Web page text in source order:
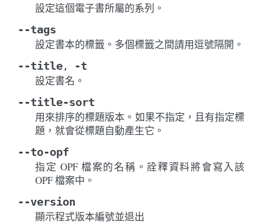
設定這個電子書所屬的系列。
--tags
設定書本的標籤。多個標籤之間請用逗號隔開。
--title , -t
設定書名。
--title-sort
用來排序的標題版本。如果不指定，且有指定標
題，就會從標題自動產生它。
--to-opf
指定 OPF 檔案的名稱。詮釋資料將會寫入該
OPF 檔案中。
--version
顯示程式版本編號並退出